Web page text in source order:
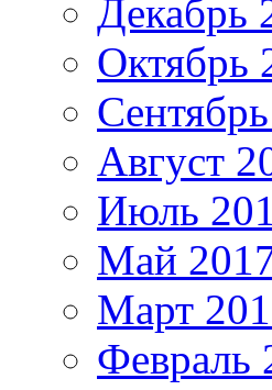
Декабрь
Октябрь
Август
Июль
Май
Март
Февраль